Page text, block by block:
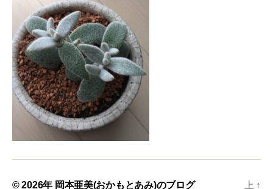
© 2026年 岡本亜美(おかもとあみ)のブログ 上 ↑